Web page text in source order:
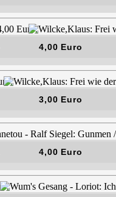
4,00 Euro
3,00 Euro
4,00 Euro